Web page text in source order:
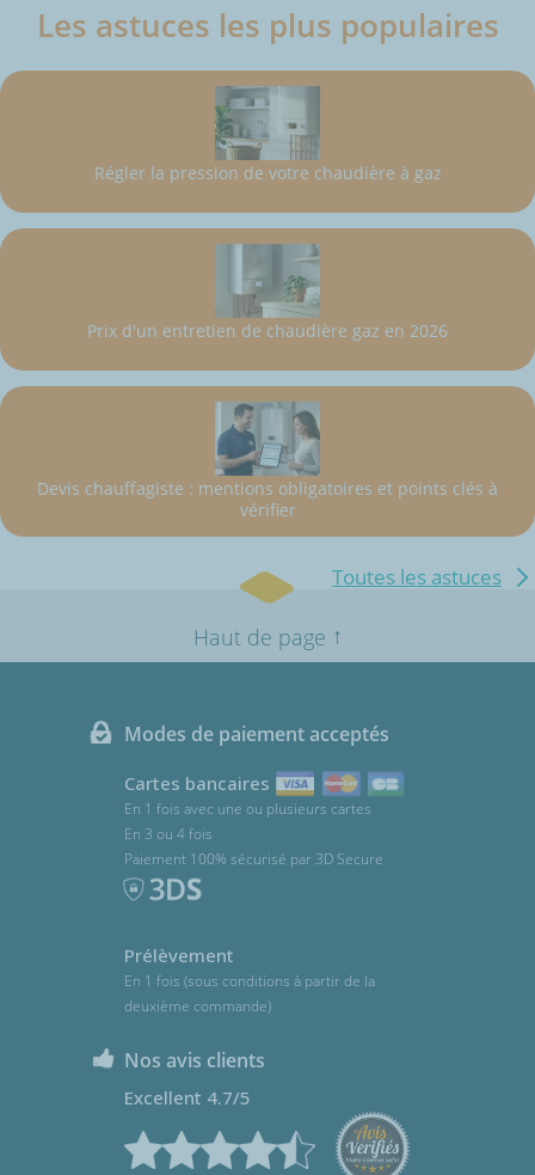
Les astuces les plus populaires
Régler la pression de votre chaudière à gaz
Prix d'un entretien de chaudière gaz en 2026
Devis chauffagiste : mentions obligatoires et points clés à
vérifier
Toutes les astuces
Haut de page ↑
Modes de paiement acceptés
Cartes bancaires
En 1 fois avec une ou plusieurs cartes
En 3 ou 4 fois
Paiement 100% sécurisé par 3D Secure
Prélèvement
En 1 fois (sous conditions à partir de la
deuxième commande)
Nos avis clients
Excellent 4.7/5